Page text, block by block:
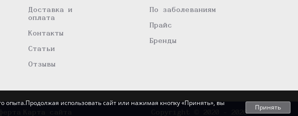
Доставка и
оплата
Контакты
Статьи
Отзывы
По заболеваниям
Прайс
Бренды
Copyright © 2020 - 2026
опыта.Продолжая использовать сайт или нажимая кнопку «Принять», вы
Принять